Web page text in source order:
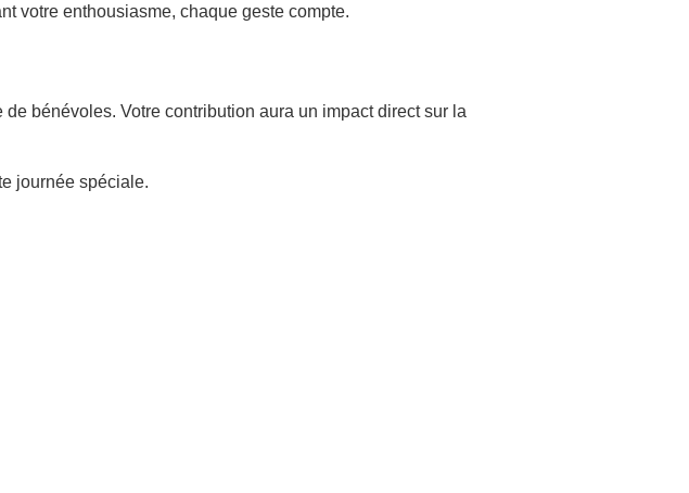
votre enthousiasme, chaque geste compte.
bénévoles. Votre contribution aura un impact direct sur la
journée spéciale.